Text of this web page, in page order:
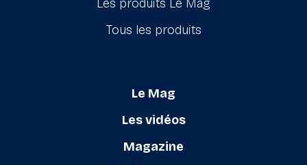
Les produits Le Mag
Tous les produits
Le Mag
Les vidéos
Magazine